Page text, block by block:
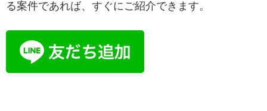
る案件であれば、すぐにご紹介できます。